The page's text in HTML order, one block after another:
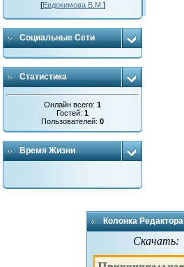
[Евдокимова В.М. ]
Социальные Сети
Статистика
Онлайн всего:1
Гостей:1
Пользователей:0
Время Жизни
Колонка Редактора
Скачать: